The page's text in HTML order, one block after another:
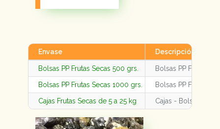
Envase Descripción
Bolsas PP Frutas Secas 500 grs. Bolsas PP Frutas
Bolsas PP Frutas Secas 1000 grs. Bolsas PP Frutas
Cajas Frutas Secas de 5 a 25 kg Cajas - Bolsas